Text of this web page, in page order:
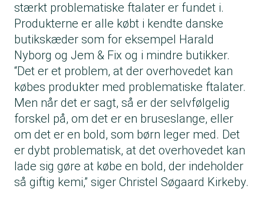
stærkt problematiske ftalater er fundet i.
Produkterne er alle købt i kendte danske
butikskæder som for eksempel Harald
Nyborg og Jem & Fix og i mindre butikker.
“Det er et problem, at der overhovedet kan
købes produkter med problematiske ftalater.
Men når det er sagt, så er der selvfølgelig
forskel på, om det er en bruseslange, eller
om det er en bold, som børn leger med. Det
er dybt problematisk, at det overhovedet kan
lade sig gøre at købe en bold, der indeholder
så giftig kemi,” siger Christel Søgaard Kirkeby.